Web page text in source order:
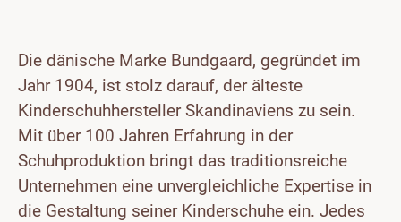
Die dänische Marke Bundgaard, gegründet im
Jahr 1904, ist stolz darauf, der älteste
Kinderschuhhersteller Skandinaviens zu sein.
Mit über 100 Jahren Erfahrung in der
Schuhproduktion bringt das traditionsreiche
Unternehmen eine unvergleichliche Expertise in
die Gestaltung seiner Kinderschuhe ein. Jedes